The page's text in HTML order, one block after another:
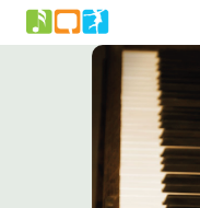
Skip
to